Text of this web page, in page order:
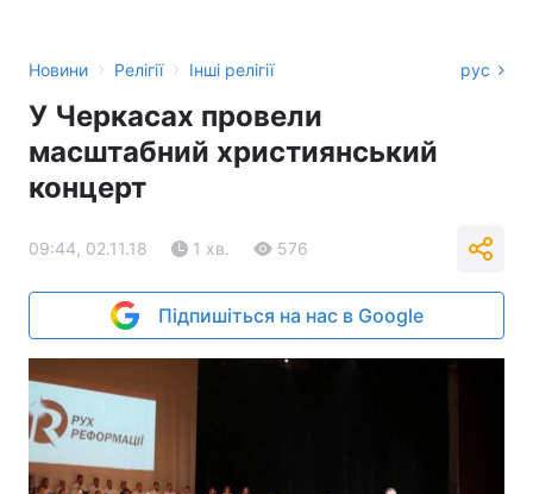
Новини › Релігії › Інші релігії рус
У Черкасах провели
масштабний християнський
концерт
09:44, 02.11.18 1 хв. 576
Підпишіться на нас в Google